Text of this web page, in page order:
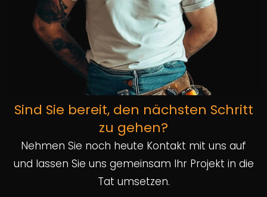
Sind Sie bereit, den nächsten Schritt
zu gehen?
Nehmen Sie noch heute Kontakt mit uns auf
und lassen Sie uns gemeinsam Ihr Projekt in die
Tat umsetzen.